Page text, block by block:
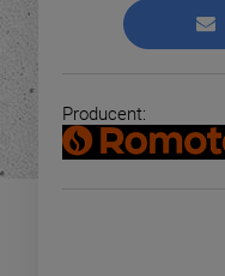
Producent: